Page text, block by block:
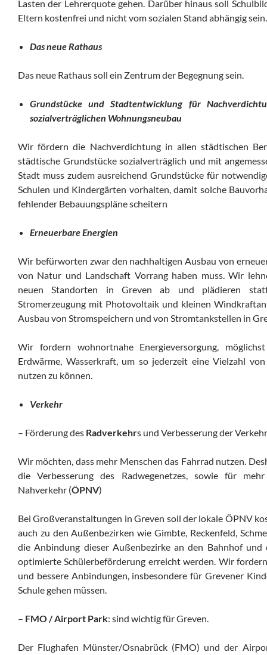
Lasten der Lehrerquote gehen. Darüber hinaus soll
Eltern kostenfrei und nicht vom sozialen Stand abhängig sein.
Das neue Rathaus
Das neue Rathaus soll ein Zentrum der Begegnung sein.
Grundstücke und Stadtentwicklung für
sozialverträglichen Wohnungsneubau
Wir fördern die Nachverdichtung in allen städtischen
städtische Grundstücke sozialverträglich und mit
Stadt muss zudem ausreichend Grundstücke für
Schulen und Kindergärten vorhalten, damit solche
fehlender Bebauungspläne scheitern
Erneuerbare Energien
Wir befürworten zwar den nachhaltigen Ausbau von
von Natur und Landschaft Vorrang haben muss. Wir
neuen Standorten in Greven ab und plädieren
Stromerzeugung mit Photovoltaik und kleinen
Ausbau von Stromspeichern und von Stromtankstellen in
Wir fordern wohnortnahe Energieversorgung,
Erdwärme, Wasserkraft, um so jederzeit eine Vielzahl
nutzen zu können.
Verkehr
– Förderung des Radverkehrs und Verbesserung der
Wir möchten, dass mehr Menschen das Fahrrad nutzen.
die Verbesserung des Radwegenetzes, sowie für
Nahverkehr (ÖPNV)
Bei Großveranstaltungen in Greven soll der lokale ÖPNV
auch zu den Außenbezirken wie Gimbte, Reckenfeld,
die Anbindung dieser Außenbezirke an den Bahnhof und
optimierte Schülerbeförderung erreicht werden. Wir
und bessere Anbindungen, insbesondere für Grevener
Schule gehen müssen.
– FMO / Airport Park: sind wichtig für Greven.
Der Flughafen Münster/Osnabrück (FMO) und der